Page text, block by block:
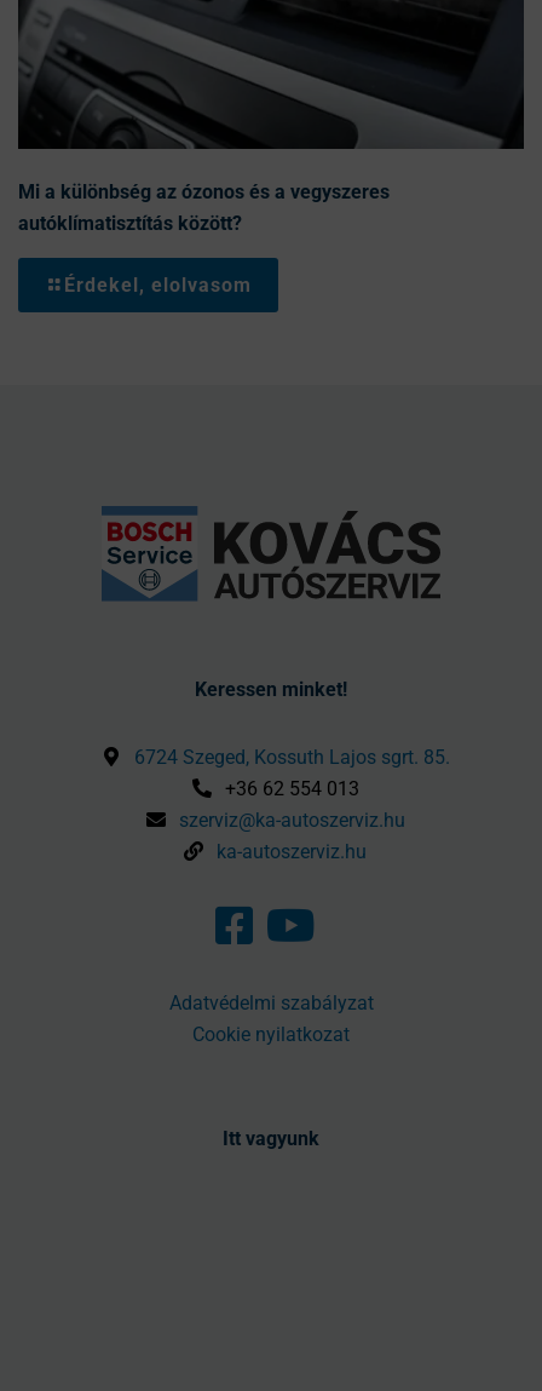
Mi a különbség az ózonos és a vegyszeres
autóklímatisztítás között?
Érdekel, elolvasom
Keressen minket!
6724 Szeged, Kossuth Lajos sgrt. 85.
+36 62 554 013
szerviz@ka-autoszerviz.hu
ka-autoszerviz.hu
Adatvédelmi szabályzat
Cookie nyilatkozat
Itt vagyunk